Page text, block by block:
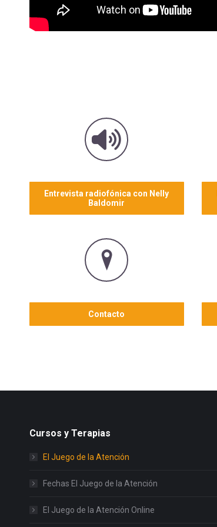
Entrevista radiofónica con Nelly
Baldomir
Contacto
Cursos y Terapias
El Juego de la Atención
Fechas El Juego de la Atención
El Juego de la Atención Online